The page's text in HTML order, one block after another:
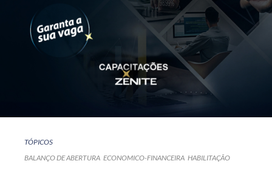
TÓPICOS
BALANÇO DE ABERTURA ECONOMICO-FINANCEIRA HABILITAÇÃO